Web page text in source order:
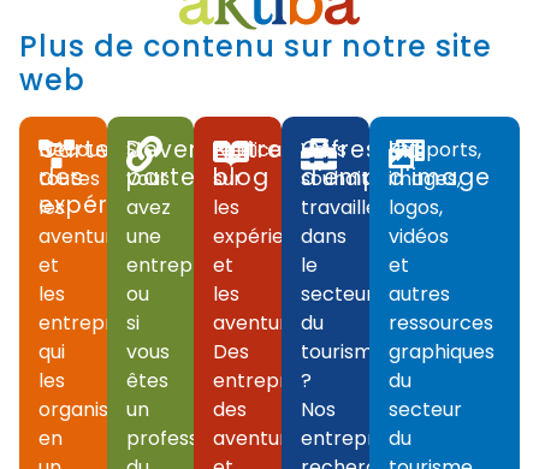
Plus de contenu sur notre site
web
Carte
des
expériences
Découvrez
toutes
les
aventures
et
les
entreprises
qui
les
organisent
en
Devenir
partenaire
Si
vous
avez
une
entreprise
ou
si
vous
êtes
un
professionnel
Notre
blog
Publications
sur
les
expériences
et
les
aventures.
Des
entreprises,
des
aventures
Offres
d'emploi
Vous
souhaitez
travailler
dans
le
secteur
du
tourisme
?
Nos
entreprises
Kit
d'image
Rapports,
images,
logos,
vidéos
et
autres
ressources
graphiques
du
secteur
du